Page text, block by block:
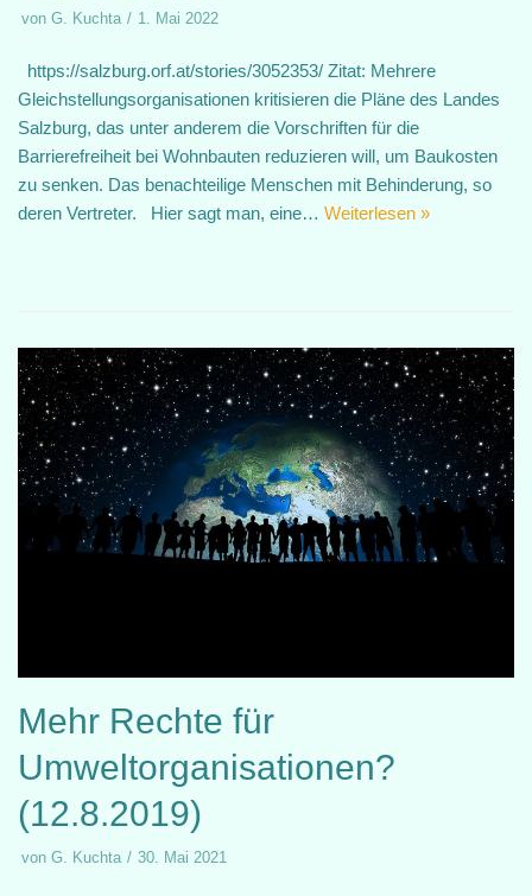
von G. Kuchta 1. Mai 2022
https://salzburg.orf.at/stories/3052353/ Zitat: Mehrere
Gleichstellungsorganisationen kritisieren die Pläne des Landes
Salzburg, das unter anderem die Vorschriften für die
Barrierefreiheit bei Wohnbauten reduzieren will, um Baukosten
zu senken. Das benachteilige Menschen mit Behinderung, so
deren Vertreter. Hier sagt man, eine… Weiterlesen »
Mehr Rechte für
Umweltorganisationen?
(12.8.2019)
von G. Kuchta 30. Mai 2021